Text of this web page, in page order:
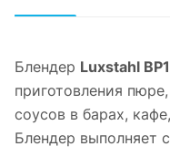
Блендер Luxstahl BP1
приготовления
соусов в барах,
Блендер выполняет